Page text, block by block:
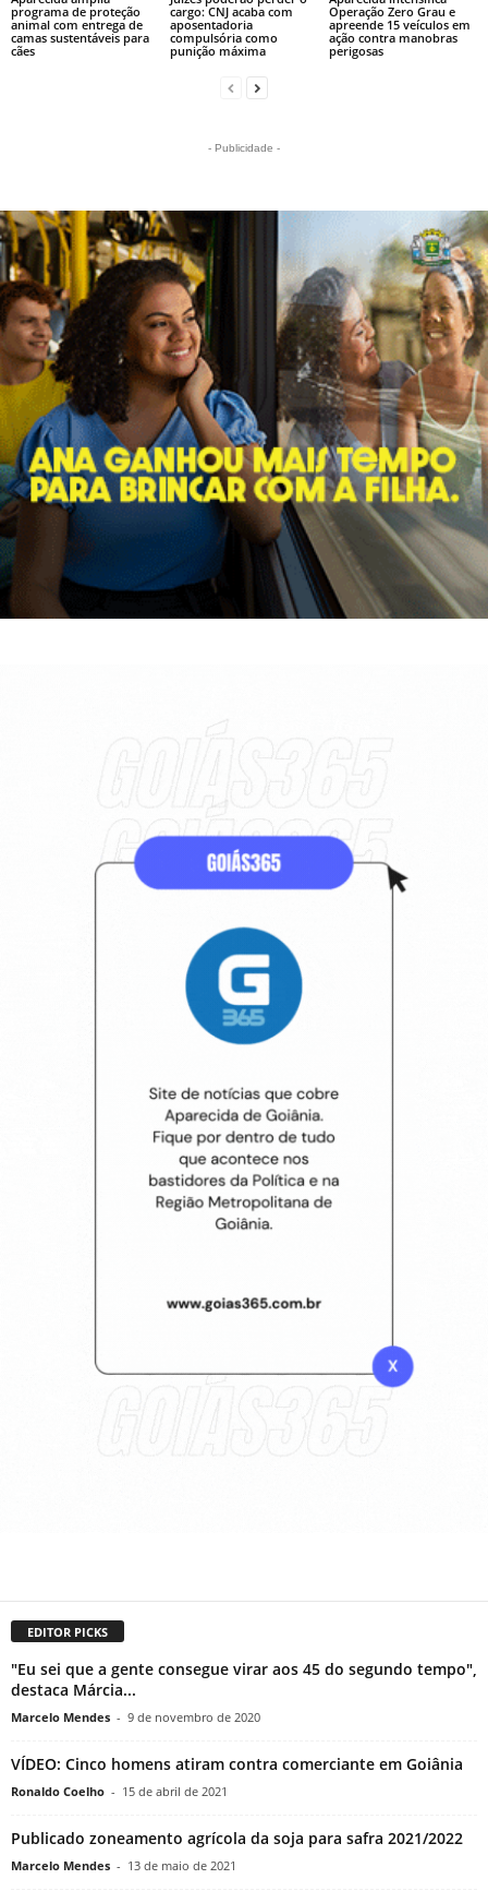
programa de proteção
animal com entrega de
camas sustentáveis para
cães
cargo: CNJ acaba com
aposentadoria
compulsória como
punição máxima
Operação Zero Grau e
apreende 15 veículos em
ação contra manobras
perigosas
- Publicidade -
EDITOR PICKS
"Eu sei que a gente consegue virar aos 45 do segundo tempo",
destaca Márcia...
Marcelo Mendes - 9 de novembro de 2020
VÍDEO: Cinco homens atiram contra comerciante em Goiânia
Ronaldo Coelho - 15 de abril de 2021
Publicado zoneamento agrícola da soja para safra 2021/2022
Marcelo Mendes - 13 de maio de 2021